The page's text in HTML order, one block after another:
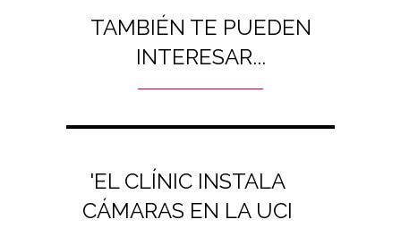
TAMBIÉN TE PUEDEN
INTERESAR...
'EL CLÍNIC INSTALA
CÁMARAS EN LA UCI